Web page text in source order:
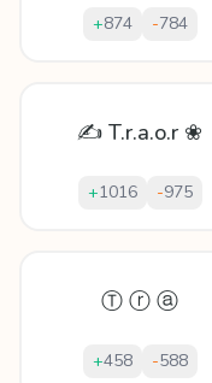
+874 -784
✍ T.r.a.o.r ❀
+1016 -975
Ⓣ ⓡ ⓐ
+458 -588